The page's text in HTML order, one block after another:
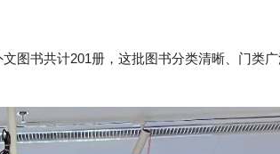
图书共计201册，这批图书分类清晰、门类